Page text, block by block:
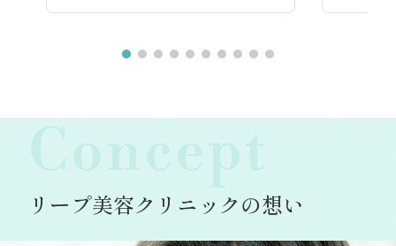
リープ美容クリニックの想い